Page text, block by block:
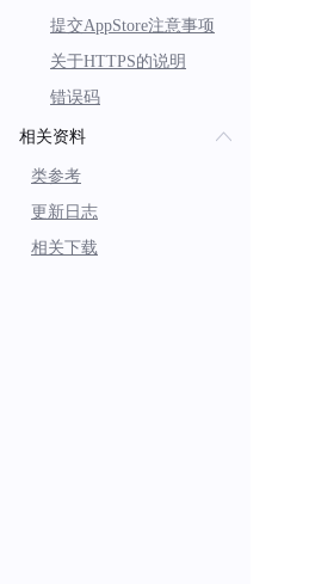
提交AppStore注意事项
关于HTTPS的说明
错误码
相关资料
类参考
更新日志
相关下载